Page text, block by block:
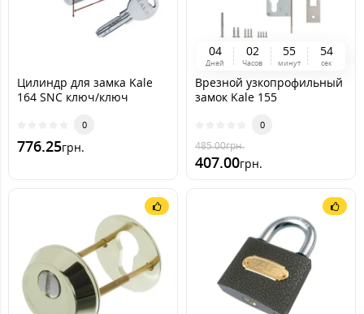
Цилиндр для замка Kale
164 SNC ключ/ключ
0
776.25грн.
04
Дней
02
Часов
55
минут
52
сек
Врезной узкопрофильный
замок Kale 155
0
485.00грн.
407.00грн.